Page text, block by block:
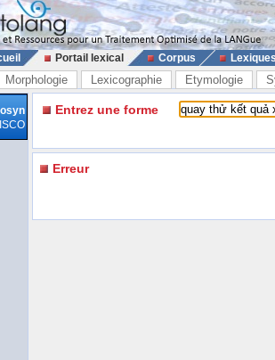
Portail lexical Corpus
Morphologie Lexicographie Etymologie
Entrez une forme
Erreur